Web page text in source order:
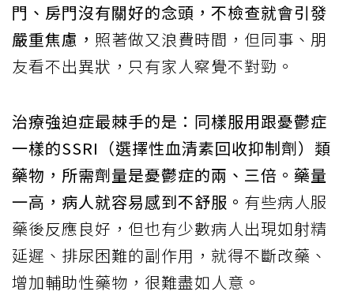
門、房門沒有關好的念頭，不檢查就會引發
嚴重焦慮， 照著做又浪費時間，但同事、朋
友看不出異狀，只有家人察覺不對勁。
治療強迫症最棘手的是：同樣服用跟憂鬱症
一樣的SSRI（選擇性血清素回收抑制劑）類
藥物，所需劑量是憂鬱症的兩、三倍。藥量
一高，病人就容易感到不舒服。 有些病人服
藥後反應良好，但也有少數病人出現如射精
延遲、排尿困難的副作用，就得不斷改藥、
增加輔助性藥物，很難盡如人意。